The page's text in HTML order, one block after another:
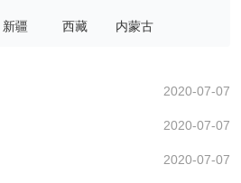
新疆 西藏 内蒙古
2020-07-07
2020-07-07
2020-07-07